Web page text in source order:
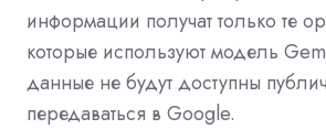
информации получат только те
которые используют модель
данные не будут доступны
передаваться в Google.